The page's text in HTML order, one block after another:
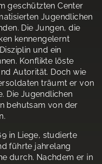
geschützten Center
Jugendlichen
Die Jungen, die
kennengelernt
und ein
Konflikte löste
Autorität. Doch wie
träumt er von
Die Jugendlichen
behutsam von der
in Liege, studierte
führte jahrelang
durch. Nachdem er in